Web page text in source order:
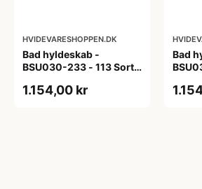
HVIDEVARESHOPPEN.DK
Bad hyldeskab -
BSU030-233 - 113 Sort
1.154,00 kr
Bad
m/eg